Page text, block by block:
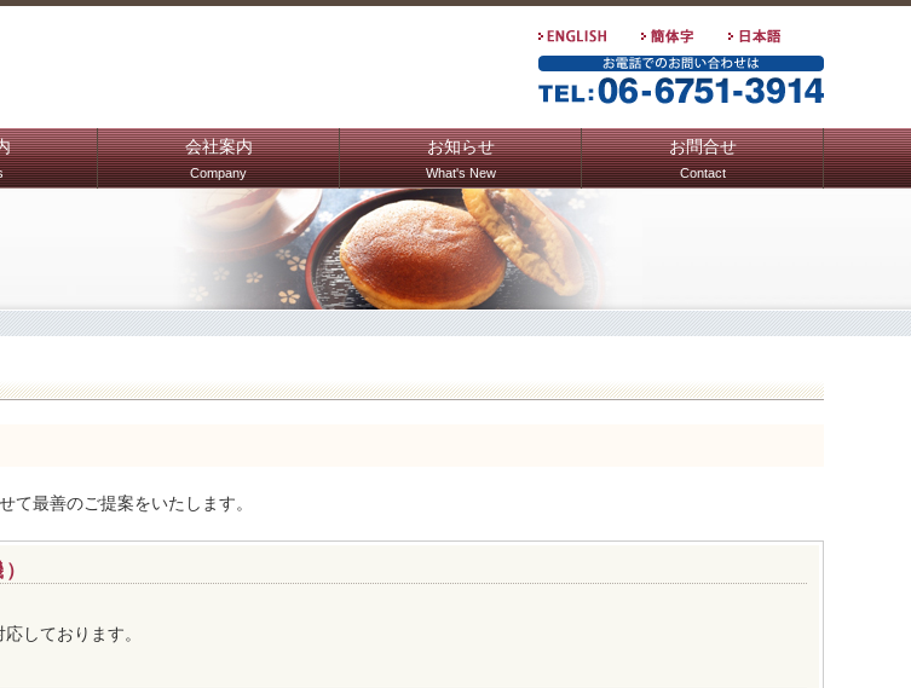
会社案内
Company
お知らせ
What's New
お問合せ
Contact
て最善のご提案をいたします。
しております。